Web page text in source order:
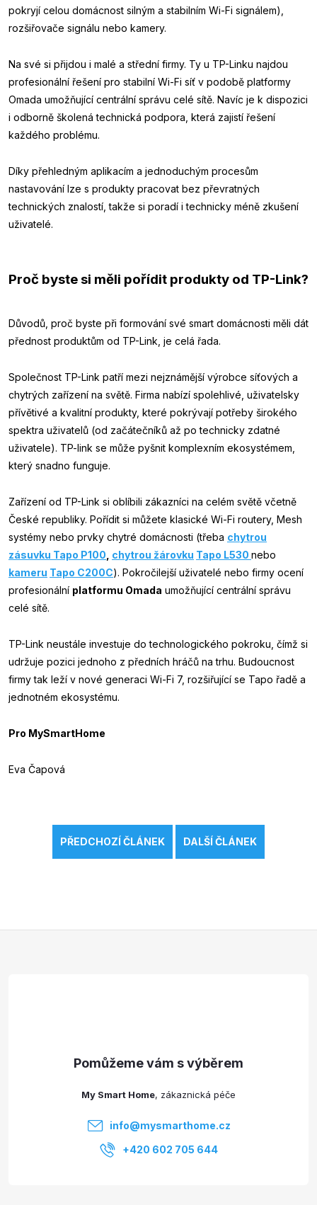
pokryjí celou domácnost silným a stabilním Wi-Fi signálem),
rozšiřovače signálu nebo kamery.
Na své si přijdou i malé a střední firmy. Ty u TP-Linku najdou
profesionální řešení pro stabilní Wi-Fi síť v podobě platformy
Omada umožňující centrální správu celé sítě. Navíc je k dispozici
i odborně školená technická podpora, která zajistí řešení
každého problému.
Díky přehledným aplikacím a jednoduchým procesům
nastavování lze s produkty pracovat bez převratných
technických znalostí, takže si poradí i technicky méně zkušení
uživatelé.
Proč byste si měli pořídit produkty od TP-Link?
Důvodů, proč byste při formování své smart domácnosti měli dát
přednost produktům od TP-Link, je celá řada.
Společnost TP-Link patří mezi nejznámější výrobce síťových a
chytrých zařízení na světě. Firma nabízí spolehlivé, uživatelsky
přívětivé a kvalitní produkty, které pokrývají potřeby širokého
spektra uživatelů (od začátečníků až po technicky zdatné
uživatele). TP-link se může pyšnit komplexním ekosystémem,
který snadno funguje.
Zařízení od TP-Link si oblíbili zákazníci na celém světě včetně
České republiky. Pořídit si můžete klasické Wi-Fi routery, Mesh
systémy nebo prvky chytré domácnosti (třeba chytrou
zásuvku Tapo P100 chytrou žárovku Tapo L530 nebo
kameru Tapo C200C). Pokročilejší uživatelé nebo firmy ocení
profesionální platformu Omada umožňující centrální správu
celé sítě.
TP-Link neustále investuje do technologického pokroku, čímž si
udržuje pozici jednoho z předních hráčů na trhu. Budoucnost
firmy tak leží v nové generaci Wi-Fi 7, rozšiřující se Tapo řadě a
jednotném ekosystému.
Pro MySmartHome
Eva Čapová
PŘEDCHOZÍ ČLÁNEK DALŠÍ ČLÁNEK
My Smart Home
info@mysmarthome.cz
+420 602 705 644